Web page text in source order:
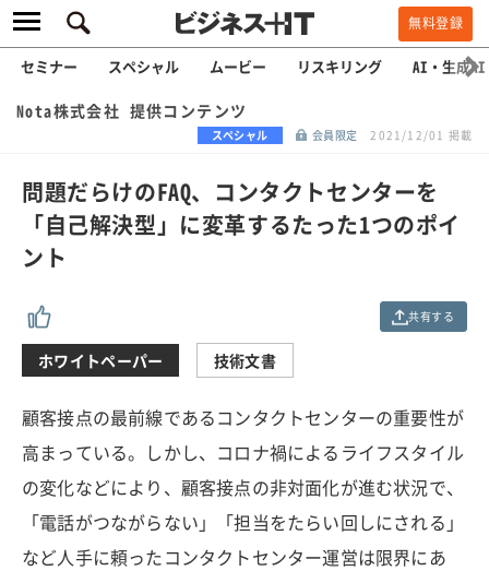
無料登録
セミナー スペシャル ムービー リスキリング AI・生成AI
Nota株式会社 提供コンテンツ
スペシャル 会員限定 2021/12/01 掲載
問題だらけのFAQ、コンタクトセンターを
「自己解決型」に変革するたった1つのポイ
ント
共有する
ホワイトペーパー 技術文書
顧客接点の最前線であるコンタクトセンターの重要性が
高まっている。しかし、コロナ禍によるライフスタイル
の変化などにより、顧客接点の非対面化が進む状況で、
「電話がつながらない」「担当をたらい回しにされる」
など人手に頼ったコンタクトセンター運営は限界にあ